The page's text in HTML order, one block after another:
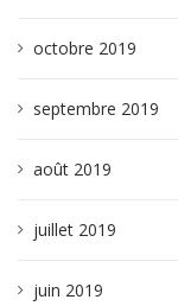
octobre 2019
septembre 2019
août 2019
juillet 2019
juin 2019